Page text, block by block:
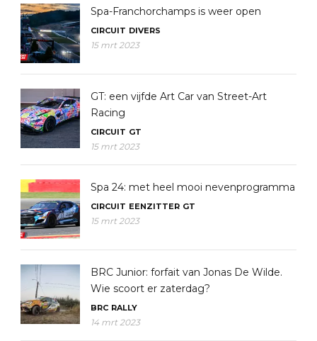
Spa-Franchorchamps is weer open
CIRCUIT DIVERS
15 mrt 2023
GT: een vijfde Art Car van Street-Art
Racing
CIRCUIT GT
15 mrt 2023
Spa 24: met heel mooi nevenprogramma
CIRCUIT EENZITTER GT
15 mrt 2023
BRC Junior: forfait van Jonas De Wilde.
Wie scoort er zaterdag?
BRC RALLY
14 mrt 2023